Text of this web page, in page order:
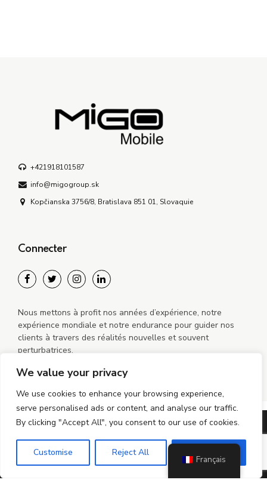
We value your privacy
We use cookies to enhance your browsing experience,
serve personalised ads or content, and analyse our traffic.
By clicking "Accept All", you consent to our use of cookies.
Customise Reject All
+421918101587
info@migogroup.sk
Kopčianska 3756/8, Bratislava 851 01, Slovaquie
Connecter
Nous mettons à profit nos années d’expérience, notre
expérience mondiale et notre endurance pour guider nos
clients à travers des réalités nouvelles et souvent
perturbatrices.
©2024-2026 MiGO Mobile sro Tous droits réservés
politique de confidentialité
Politique de cookies
Politique de cookies (UE)
Français